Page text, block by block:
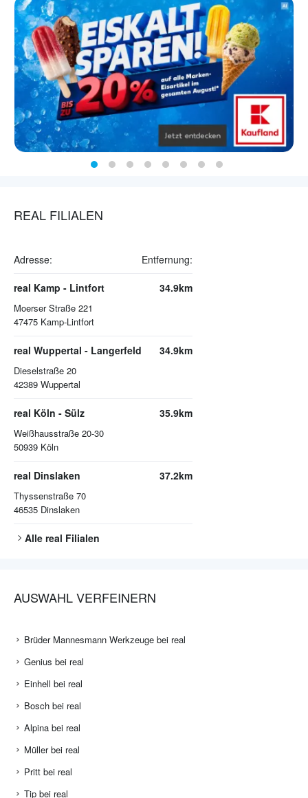
REAL FILIALEN
Adresse: Entfernung:
real Kamp - Lintfort
Moerser Straße 221
47475 Kamp-Lintfort
34.9km
real Wuppertal - Langerfeld
Dieselstraße 20
42389 Wuppertal
34.9km
real Köln - Sülz
Weißhausstraße 20-30
50939 Köln
35.9km
real Dinslaken
Thyssenstraße 70
46535 Dinslaken
37.2km
Alle real Filialen
AUSWAHL VERFEINERN
Brüder Mannesmann Werkzeuge bei real
Genius bei real
Einhell bei real
Bosch bei real
Alpina bei real
Müller bei real
Pritt bei real
Tip bei real